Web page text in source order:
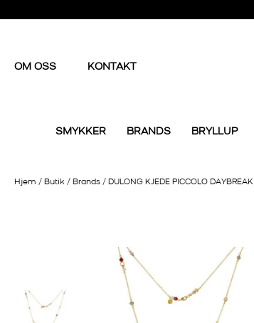
OM OSS KONTAKT
SMYKKER BRANDS BRYLLUP
Hjem / Butik / Brands / DULONG KJEDE PICCOLO DAYBREAK